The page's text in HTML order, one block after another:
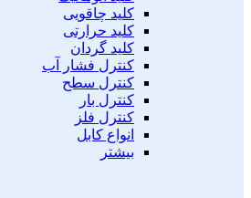
کلید چاقویی
کلید حرارتی
کلید گردان
کنترل فشار آب
کنترل سطح
کنترل بار
کنترل فلز
انواع کابل
بیشتر